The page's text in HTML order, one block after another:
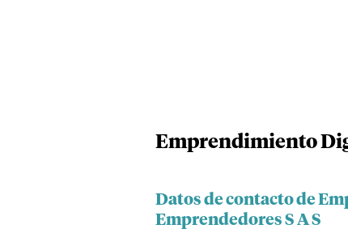
Emprendimiento
Datos de contacto de
Emprendedores S A S